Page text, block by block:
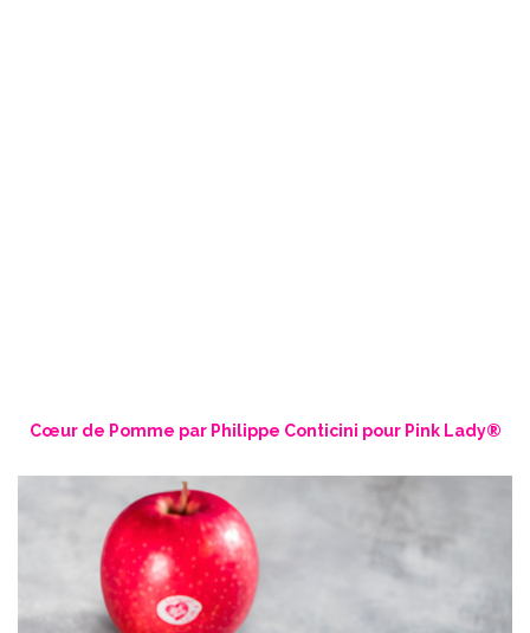
Cœur de Pomme par Philippe Conticini pour Pink Lady®